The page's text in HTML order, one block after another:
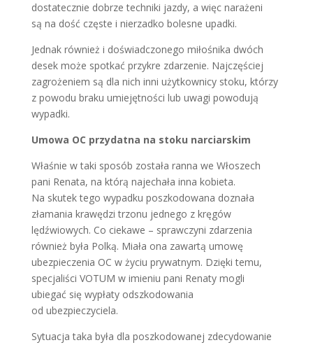
dostatecznie dobrze techniki jazdy, a więc narażeni
są na dość częste i nierzadko bolesne upadki.
Jednak również i doświadczonego miłośnika dwóch
desek może spotkać przykre zdarzenie. Najczęściej
zagrożeniem są dla nich inni użytkownicy stoku, którzy
z powodu braku umiejętności lub uwagi powodują
wypadki.
Umowa OC przydatna na stoku narciarskim
Właśnie w taki sposób została ranna we Włoszech
pani Renata, na którą najechała inna kobieta.
Na skutek tego wypadku poszkodowana doznała
złamania krawędzi trzonu jednego z kręgów
lędźwiowych. Co ciekawe – sprawczyni zdarzenia
również była Polką. Miała ona zawartą umowę
ubezpieczenia OC w życiu prywatnym. Dzięki temu,
specjaliści VOTUM w imieniu pani Renaty mogli
ubiegać się wypłaty odszkodowania
od ubezpieczyciela.
Sytuacja taka była dla poszkodowanej zdecydowanie